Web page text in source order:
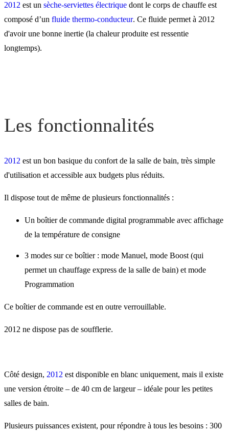
2012 eau chaude
2012 est un sèche-serviettes électrique dont le corps de chauffe est
composé d’un fluide thermo-conducteur. Ce fluide permet à 2012
d'avoir une bonne inertie (la chaleur produite est ressentie
longtemps).
Les fonctionnalités
2012 est un bon basique du confort de la salle de bain, très simple
d'utilisation et accessible aux budgets plus réduits.
Il dispose tout de même de plusieurs fonctionnalités :
Un boîtier de commande digital programmable avec affichage
de la température de consigne
3 modes sur ce boîtier : mode Manuel, mode Boost (qui
permet un chauffage express de la salle de bain) et mode
Programmation
Ce boîtier de commande est en outre verrouillable.
2012 ne dispose pas de soufflerie.
Côté design, 2012 est disponible en blanc uniquement, mais il existe
une version étroite – de 40 cm de largeur – idéale pour les petites
salles de bain.
Plusieurs puissances existent, pour répondre à tous les besoins : 300